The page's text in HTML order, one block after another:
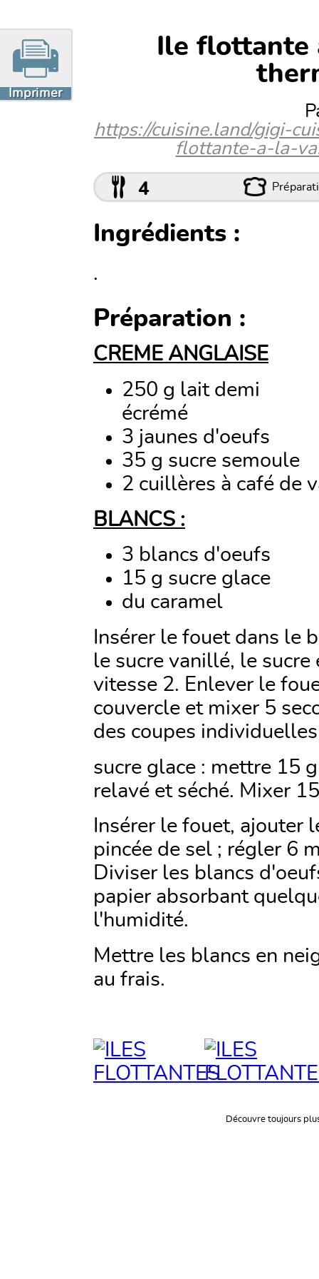
Imprimer
Ile flottante
https://cuisine.land/gigi-
flottante-a-la-
4
Ingrédients :
.
Préparation :
CREME ANGLAISE
250 g lait demi
écrémé
3 jaunes d'oeufs
35 g sucre semoule
2 cuillères à café de
BLANCS :
3 blancs d'oeufs
15 g sucre glace
du caramel
Insérer le fouet dans le
le sucre vanillé, le
vitesse 2. Enlever le
couvercle et mixer 5
des coupes individuelles
sucre glace : mettre 15
relavé et séché. Mixer
Insérer le fouet, ajouter
pincée de sel ; régler 6
Diviser les blancs
papier absorbant
l'humidité.
Mettre les blancs en
au frais.
Découvre toujours